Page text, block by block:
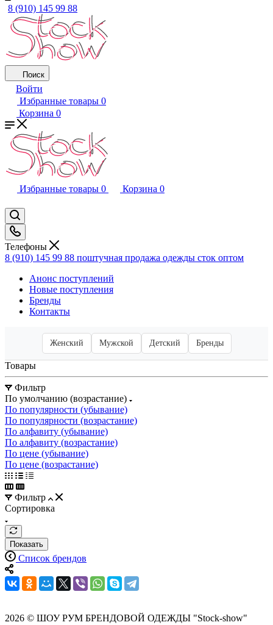
8 (910) 145 99 88
Поиск
Войти
Избранные товары 0
Корзина 0
Избранные товары 0 Корзина 0
Телефоны
8 (910) 145 99 88 поштучная продажа одежды сток оптом
Анонс поступлений
Новые поступления
Бренды
Контакты
Женский Мужской Детский Бренды
Товары
Фильтр
По умолчанию (возрастание)
По популярности (убывание)
По популярности (возрастание)
По алфавиту (убывание)
По алфавиту (возрастание)
По цене (убывание)
По цене (возрастание)
Фильтр
Сортировка
Показать
Список брендов
2026 © ШОУ РУМ БРЕНДОВОЙ ОДЕЖДЫ "Stock-show"